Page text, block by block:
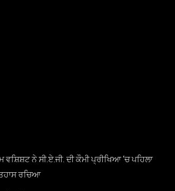
ਨੇ ਸੀ.ਏ.ਜੀ. ਦੀ ਕੌਮੀ ਪ੍ਰੀਖਿਆ ‘ਚ ਪਹਿਲਾ
ਰਚਿਆ